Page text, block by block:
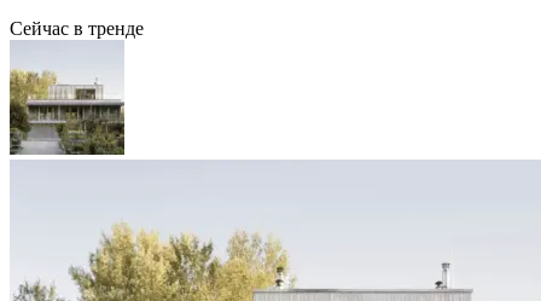
Сейчас в тренде